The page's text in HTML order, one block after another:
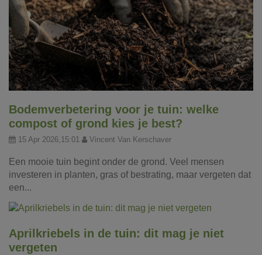
Bodemverbetering voor je tuin: welke
compost of grond kies je best?
15 Apr 2026,15:01 Vincent Van Kerschaver
Een mooie tuin begint onder de grond. Veel mensen
investeren in planten, gras of bestrating, maar vergeten dat
een...
Aprilkriebels in de tuin: dit mag je niet
vergeten